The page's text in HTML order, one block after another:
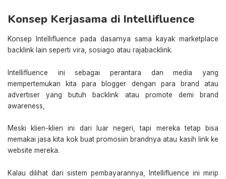
Konsep Kerjasama di Intellifluence
Konsep Intellifluence pada dasarnya sama kayak marketplace
backlink lain seperti vira, sosiago atau rajabacklink.
Intellifluence ini sebagai perantara dan media yang
mempertemukan kita para blogger dengan para brand atau
advertiser yang butuh backlink atau promote demi brand
awareness,
Meski klien-klien ini dari luar negeri, tapi mereka tetap bisa
memakai jasa kita kok buat promosiin brandnya atau kasih link ke
website mereka.
Kalau dilihat dari sistem pembayarannya, Intellifluence ini mirip